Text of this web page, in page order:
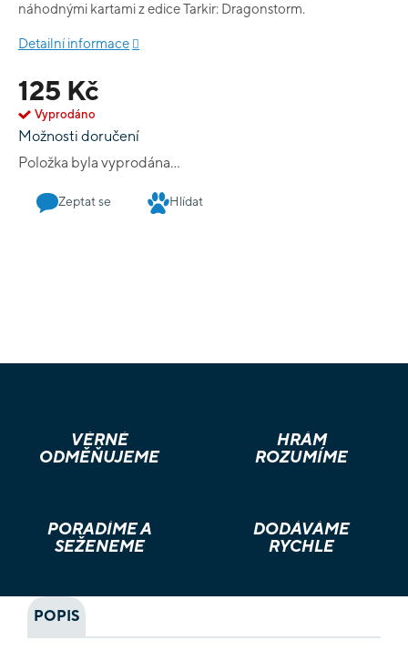
125 Kč
Vyprodáno
Možnosti doručení
Položka byla vyprodána…
náhodnými kartami z edice Tarkir: Dragonstorm.
Detailní informace
Zeptat se Hlídat
VĚRNÉ
ODMĚŇUJEME
HRÁM
ROZUMÍME
PORADÍME A
SEŽENEME
DODÁVÁME
RYCHLE
POPIS